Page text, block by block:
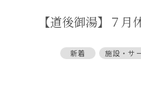
【道後御湯】７月
新着 施設・サ